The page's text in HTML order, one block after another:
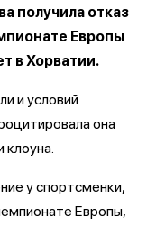
получила отказ
Европы
в Хорватии.
и условий
она
клоуна.
у спортсменки,
Европы,